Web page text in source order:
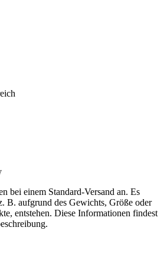
bei einem Standard-Versand an. Es
B. aufgrund des Gewichts, Größe oder
entstehen. Diese Informationen findest